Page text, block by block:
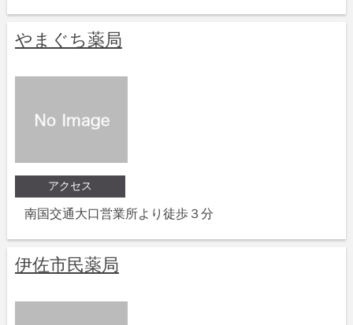
やまぐち薬局
アクセス
南国交通大口営業所より徒歩３分
伊佐市民薬局